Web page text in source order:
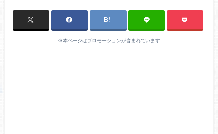
※本ページはプロモーションが含まれています